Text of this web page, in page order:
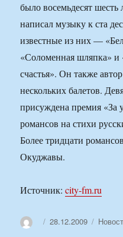
было восемьдесят
написал музыку к ста
известные из них —
«Соломенная шляпка» и
счастья». Он также
нескольких балетов.
присуждена премия «За
романсов на стихи
Более тридцати
Окуджавы.
Источник:city-fm.ru
АвторОпубликовано
28.12.2009